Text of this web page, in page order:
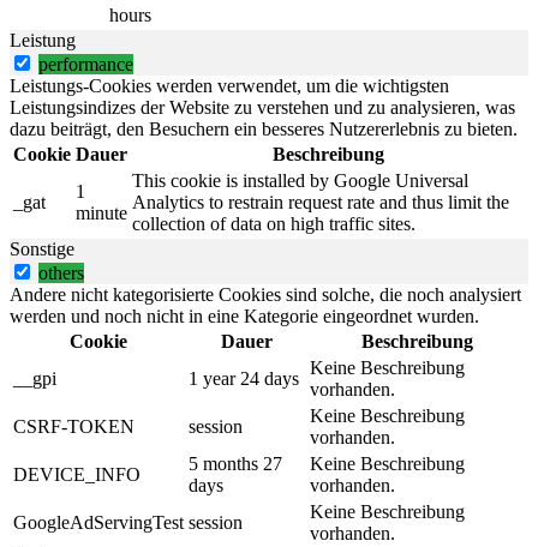
hours
Leistung
performance
Leistungs-Cookies werden verwendet, um die wichtigsten
Leistungsindizes der Website zu verstehen und zu analysieren, was
dazu beiträgt, den Besuchern ein besseres Nutzererlebnis zu bieten.
Cookie Dauer Beschreibung
_gat
1
minute
This cookie is installed by Google Universal
Analytics to restrain request rate and thus limit the
collection of data on high traffic sites.
Sonstige
others
Andere nicht kategorisierte Cookies sind solche, die noch analysiert
werden und noch nicht in eine Kategorie eingeordnet wurden.
Cookie
Dauer
Beschreibung
__gpi
1 year 24 days
Keine Beschreibung
vorhanden.
CSRF-TOKEN
session
Keine Beschreibung
vorhanden.
DEVICE_INFO
5 months 27
days
Keine Beschreibung
vorhanden.
GoogleAdServingTest session
Keine Beschreibung
vorhanden.